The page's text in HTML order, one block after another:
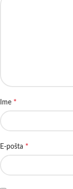
Ime *
E-pošta *